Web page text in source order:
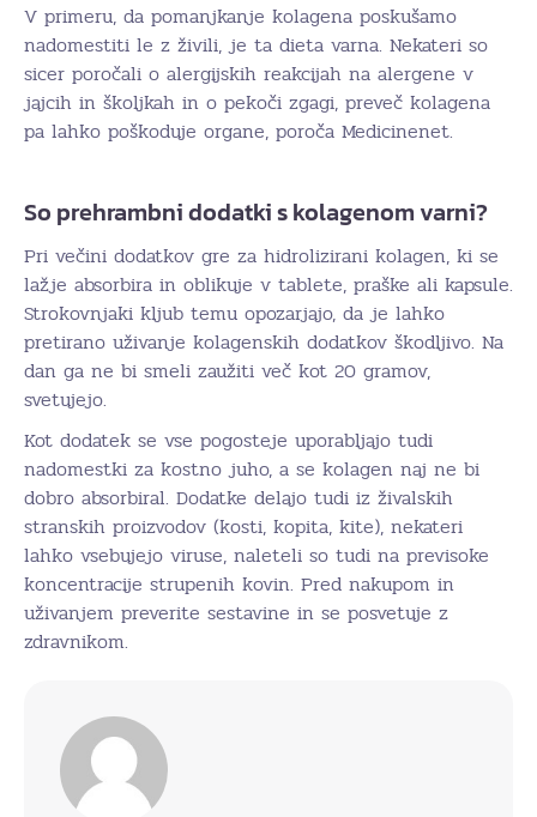
V primeru, da pomanjkanje kolagena poskušamo
nadomestiti le z živili, je ta dieta varna. Nekateri so
sicer poročali o alergijskih reakcijah na alergene v
jajcih in školjkah in o pekoči zgagi, preveč kolagena
pa lahko poškoduje organe, poroča Medicinenet.
So prehrambni dodatki s kolagenom varni?
Pri večini dodatkov gre za hidrolizirani kolagen, ki se
lažje absorbira in oblikuje v tablete, praške ali kapsule.
Strokovnjaki kljub temu opozarjajo, da je lahko
pretirano uživanje kolagenskih dodatkov škodljivo. Na
dan ga ne bi smeli zaužiti več kot 20 gramov,
svetujejo.
Kot dodatek se vse pogosteje uporabljajo tudi
nadomestki za kostno juho, a se kolagen naj ne bi
dobro absorbiral. Dodatke delajo tudi iz živalskih
stranskih proizvodov (kosti, kopita, kite), nekateri
lahko vsebujejo viruse, naleteli so tudi na previsoke
koncentracije strupenih kovin. Pred nakupom in
uživanjem preverite sestavine in se posvetuje z
zdravnikom.